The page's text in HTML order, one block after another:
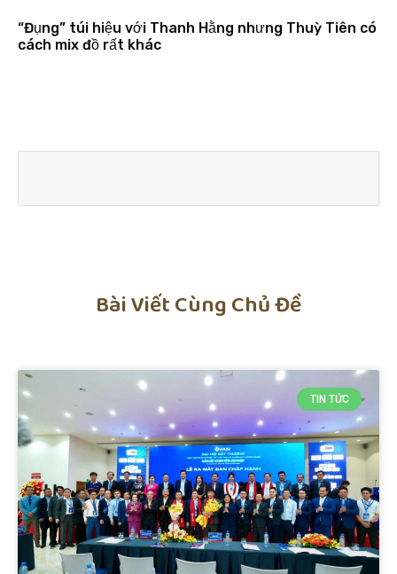
“Đụng” túi hiệu với Thanh Hằng nhưng Thuỳ Tiên có
cách mix đồ rất khác
Bài Viết Cùng Chủ Đề
TIN TỨC